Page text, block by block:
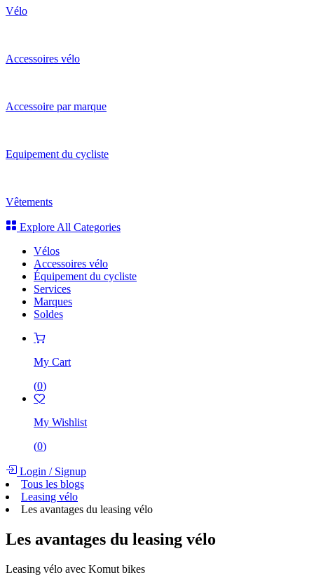
Vélo
Accessoires vélo
Accessoire par marque
Equipement du cycliste
Vêtements
Explore All Categories
Vélos
Accessoires vélo
Équipement du cycliste
Services
Marques
Soldes
My Cart
(0)
My Wishlist
(0)
Login /Signup
Tous les blogs
Leasing vélo
Les avantages du leasing vélo
Les avantages du leasing vélo
Leasing vélo avec Komut bikes